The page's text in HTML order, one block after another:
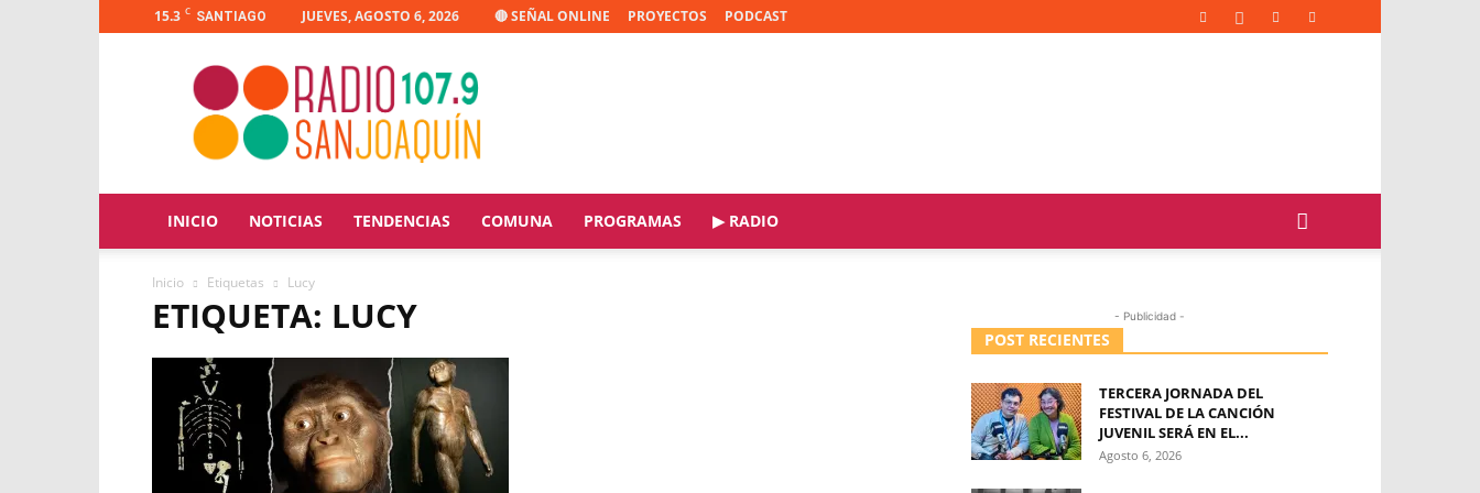
15.3 C SANTIAGO JUEVES, AGOSTO 6, 2026 🔴 SEÑAL ONLINE PROYECTOS PODCAST
Radio
Joaquín
INICIO NOTICIAS TENDENCIAS COMUNA PROGRAMAS ▶ RADIO
Inicio Etiquetas Lucy
ETIQUETA: LUCY - Publicidad -
POST RECIENTES
TERCERA JORNADA DEL
FESTIVAL DE LA CANCIÓN
JUVENIL SERÁ EN EL...
Agosto 6, 2026